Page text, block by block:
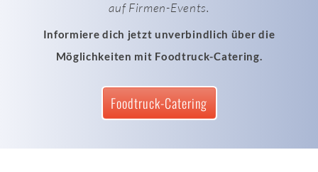
auf Firmen-Events.
Informiere dich jetzt unverbindlich über die
Möglichkeiten mit Foodtruck-Catering.
Foodtruck-Catering